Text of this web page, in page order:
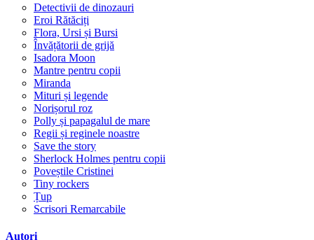
Detectivii de dinozauri
Eroi Rătăciți
Flora, Ursi și Bursi
Învățătorii de grijă
Isadora Moon
Mantre pentru copii
Miranda
Mituri și legende
Norișorul roz
Polly și papagalul de mare
Regii și reginele noastre
Save the story
Sherlock Holmes pentru copii
Poveștile Cristinei
Tiny rockers
Țup
Scrisori Remarcabile
Autori